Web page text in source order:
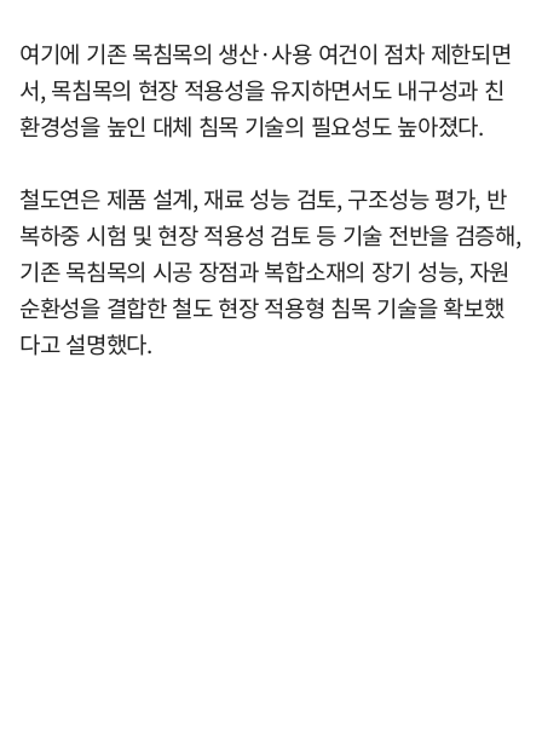
여기에 기존 목침목의 생산·사용 여건이 점차 제한되면
서, 목침목의 현장 적용성을 유지하면서도 내구성과 친
환경성을 높인 대체 침목 기술의 필요성도 높아졌다.
철도연은 제품 설계, 재료 성능 검토, 구조성능 평가, 반
복하중 시험 및 현장 적용성 검토 등 기술 전반을 검증해,
기존 목침목의 시공 장점과 복합소재의 장기 성능, 자원
순환성을 결합한 철도 현장 적용형 침목 기술을 확보했
다고 설명했다.